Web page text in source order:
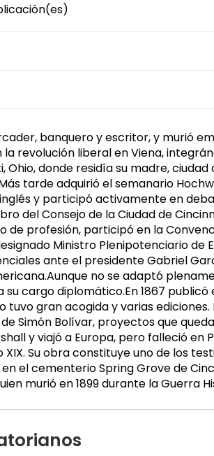
banquero y escritor, y murió
revolución liberal en Viena,
donde residía su madre,
tarde adquirió el semanario
y participó activamente en
del Consejo de la Ciudad de
de profesión, participó en la
Ministro Plenipotenciario de
ante el presidente Gabriel
no se adaptó
cargo diplomático.En 1867
gran acogida y varias
Simón Bolívar, proyectos que
y viajó a Europa, pero falleció en
Su obra constituye uno de los
el cementerio Spring Grove de
murió en 1899 durante la Guerra